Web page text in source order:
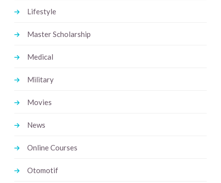
Lifestyle
Master Scholarship
Medical
Military
Movies
News
Online Courses
Otomotif